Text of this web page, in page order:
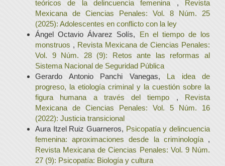
teóricos de la delincuencia femenina , Revista
Mexicana de Ciencias Penales: Vol. 8 Núm. 25
(2025): Adolescentes en conflicto con la ley
Ángel Octavio Álvarez Solís, En el tiempo de los
monstruos , Revista Mexicana de Ciencias Penales:
Vol. 9 Núm. 28 (9): Retos ante las reformas al
Sistema Nacional de Seguridad Pública
Gerardo Antonio Panchi Vanegas, La idea de
progreso, la etiología criminal y la cuestión sobre la
figura humana a través del tiempo , Revista
Mexicana de Ciencias Penales: Vol. 5 Núm. 16
(2022): Justicia transicional
Aura Itzel Ruiz Guarneros, Psicopatía y delincuencia
femenina: aproximaciones desde la criminología ,
Revista Mexicana de Ciencias Penales: Vol. 9 Núm.
27 (9): Psicopatía: Biología y cultura